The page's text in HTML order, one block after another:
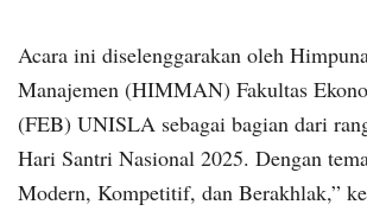
Acara ini diselenggarakan oleh
Manajemen (HIMMAN) Fakultas
(FEB) UNISLA sebagai bagian dari
Hari Santri Nasional 2025. Dengan
Modern, Kompetitif, dan Berakhlak,”